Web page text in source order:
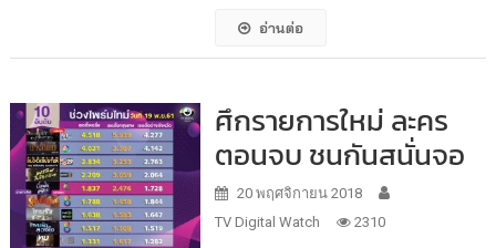
อ่านต่อ
ศึกรายการใหม่ ละคร
ตอนจบ ชนกันสนั่นจอ
20 พฤศจิกายน 2018
TV Digital Watch
2310